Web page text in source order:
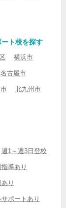
ト校を探す
横浜市
名古屋市
北九州市
週1～週3日登校
導あり
り
ポートあり